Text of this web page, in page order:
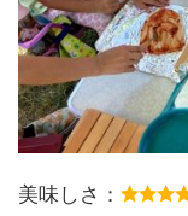
美味しさ：